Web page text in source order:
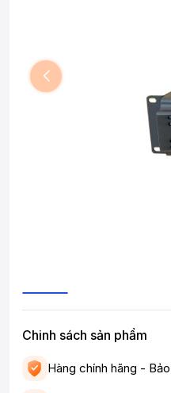
Chinh sách sản phẩm
Hàng chính hãng -